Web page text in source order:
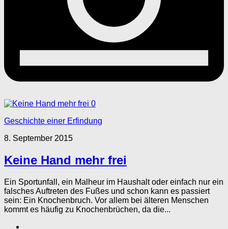
0
Geschichte einer Erfindung
8. September 2015
Keine Hand mehr frei
Ein Sportunfall, ein Malheur im Haushalt oder einfach nur ein
falsches Auftreten des Fußes und schon kann es passiert
sein: Ein Knochenbruch. Vor allem bei älteren Menschen
kommt es häufig zu Knochenbrüchen, da die...